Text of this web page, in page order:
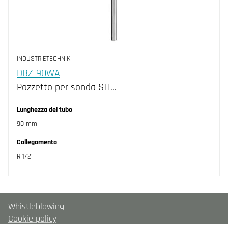
INDUSTRIETECHNIK
DBZ-90WA
Pozzetto per sonda STI…
Lunghezza del tubo
90 mm
Collegamento
R 1/2"
Whistleblowing
Cookie policy